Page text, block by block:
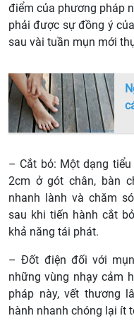
điểm của phương pháp
phải được sự đồng ý
sau vài tuần mụn mới
– Cắt bỏ: Một dạng
2cm ở gót chân, bàn
nhanh lành và chăm
sau khi tiến hành cắt
khả năng tái phát.
– Đốt điện đối với
những vùng nhạy cảm
pháp này, vết thương
hành nhanh chóng lại ít